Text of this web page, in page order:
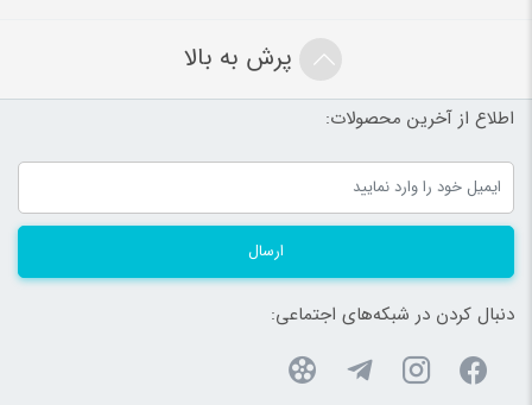
پرش به بالا
اطلاع از آخرین محصولات:
ارسال
دنبال کردن در شبکه‌های اجتماعی: